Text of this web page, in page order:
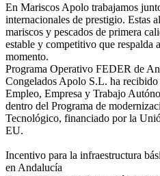
En Mariscos Apolo trabajamos
internacionales de prestigio. Estas
mariscos y pescados de primera
estable y competitivo que respalda
momento.
Programa Operativo FEDER de
Congelados Apolo S.L. ha
Empleo, Empresa y Trabajo
dentro del Programa de
Tecnológico, financiado por la
EU.
Incentivo para la infraestructura
en Andalucía